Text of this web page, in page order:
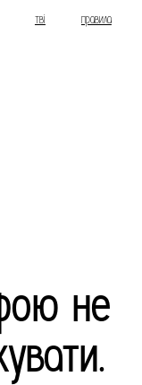
тві правила
не